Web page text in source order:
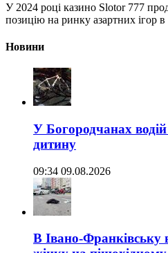
У 2024 році казино Slotor 777
позицію на ринку азартних ігор в
Новини
У Богородчанах
дитину
09:34 09.08.2026
В Івано-Франківську